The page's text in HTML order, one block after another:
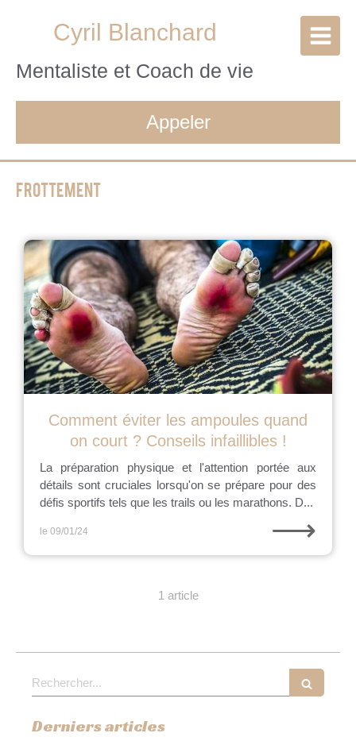
Cyril Blanchard
Mentaliste et Coach de vie
Appeler
Frottement
Comment éviter les ampoules quand
on court ? Conseils infaillibles !
La préparation physique et l'attention portée aux
détails sont cruciales lorsqu'on se prépare pour des
défis sportifs tels que les trails ou les marathons. D...
le 09/01/24 ⟶
1 article
Rechercher
Derniers articles